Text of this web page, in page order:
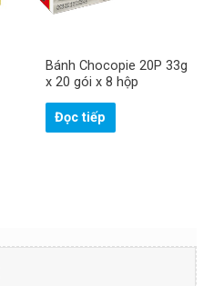
Bánh Chocopie 20P 33g
x 20 gói x 8 hộp
Đọc tiếp